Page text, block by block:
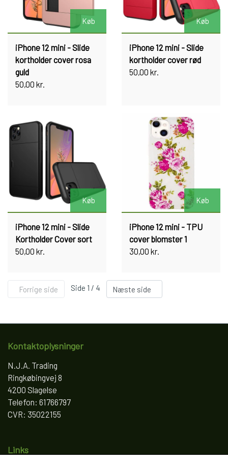
Køb
iPhone 12 mini - Slide
kortholder cover rosa
guld
50,00 kr.
Køb
iPhone 12 mini - Slide
kortholder cover rød
50,00 kr.
Køb
iPhone 12 mini - Slide
Kortholder Cover sort
50,00 kr.
Køb
iPhone 12 mini - TPU
cover blomster 1
30,00 kr.
Forrige side Side 1 / 4 Næste side
Kontaktoplysninger
N.J.A. Trading
Ringkøbingvej 8
4200 Slagelse
Telefon: 61766797
CVR: 35022155
Links